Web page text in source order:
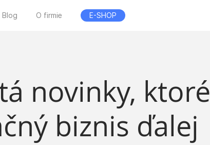
Blog O firmie E-SHOP
novinky, ktoré
biznis ďalej